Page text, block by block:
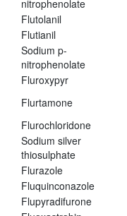
nitrophenolate
Flutolanil
Flutianil
Sodium p-
nitrophenolate
Fluroxypyr
Flurtamone
Flurochloridone
Sodium silver
thiosulphate
Flurazole
Fluquinconazole
Flupyradifurone